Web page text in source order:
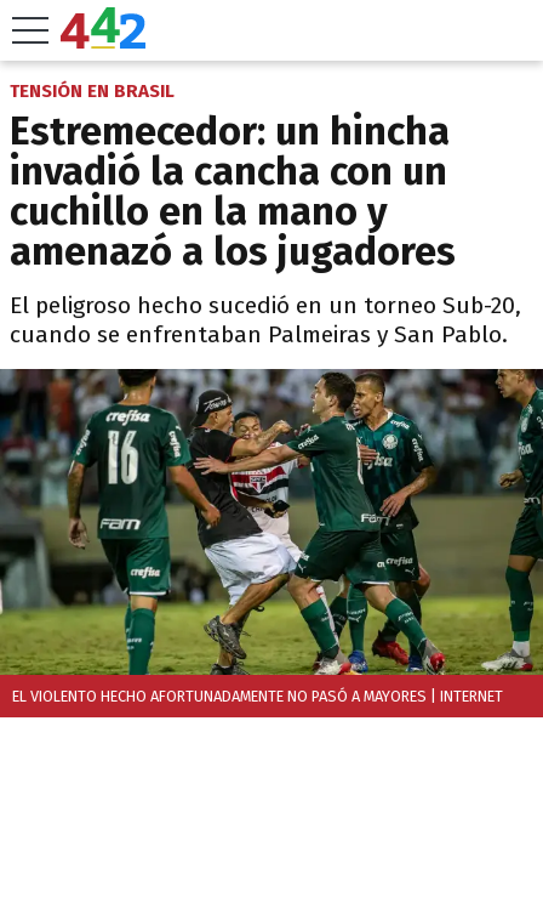
TENSIÓN EN BRASIL
Estremecedor: un hincha
invadió la cancha con un
cuchillo en la mano y
amenazó a los jugadores
El peligroso hecho sucedió en un torneo Sub-20,
cuando se enfrentaban Palmeiras y San Pablo.
EL VIOLENTO HECHO AFORTUNADAMENTE NO PASÓ A MAYORES | INTERNET